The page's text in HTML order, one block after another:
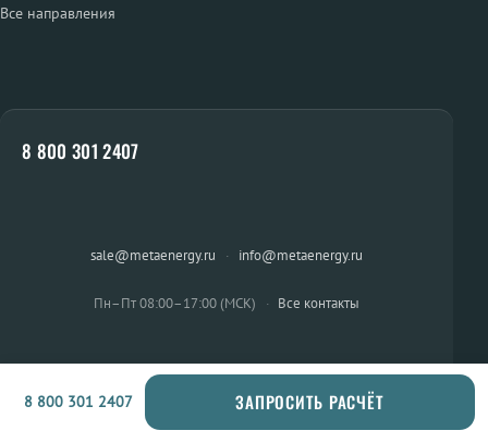
Все направления
8 800 301 2407
sale@metaenergy.ru · info@metaenergy.ru
Пн–Пт 08:00–17:00 (МСК) · Все контакты
ОСТАЛИСЬ ВОПРОСЫ?
8 800 301 2407 ЗАПРОСИТЬ РАСЧЁТ